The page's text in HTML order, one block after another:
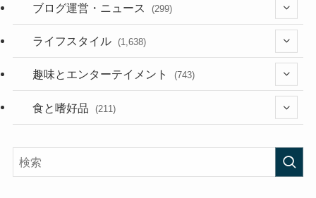
(36)
(187)
ブログ運営・ニュース (299)
(118)
(181)
ライフスタイル (1,638)
(394)
(282)
趣味とエンターテイメント (743)
(56)
食と嗜好品 (211)